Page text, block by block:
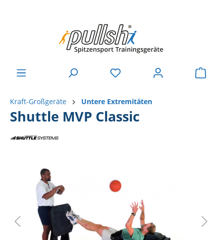
Kraft-Großgeräte Untere Extremitäten
Shuttle MVP Classic